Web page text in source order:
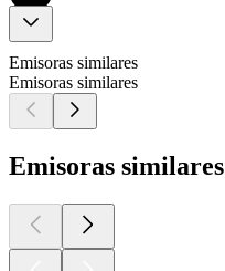
Emisoras similares
Emisoras similares
Emisoras similares